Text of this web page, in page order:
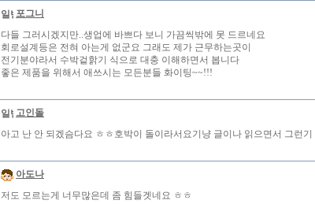
포그니
다들 그러시겠지만..생업에 바쁘다 보니 가끔씩밖에 못 드르네요
회로설계등은 전혀 아는게 없군요 그래도 제가 근무하는곳이
전기분야라서 수박겉핡기 식으로 대충 이해하면서 봅니다
좋은 제품을 위해서 애쓰시는 모든분들 화이팅~~!!!
고인돌
아고 난 안 되겠슴다요 ㅎㅎ호박이 돌이라서요기냥 글이나 읽으면서 그런
아도나
저도 모르는게 너무많은데 좀 힘들겟네요 ㅎㅎ